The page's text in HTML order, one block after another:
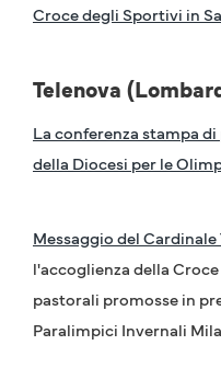
Croce degli Sportivi in
Telenova
La conferenza stampa
della Diocesi per le
Messaggio del
l'accoglienza della
pastorali promosse in
Paralimpici Invernali